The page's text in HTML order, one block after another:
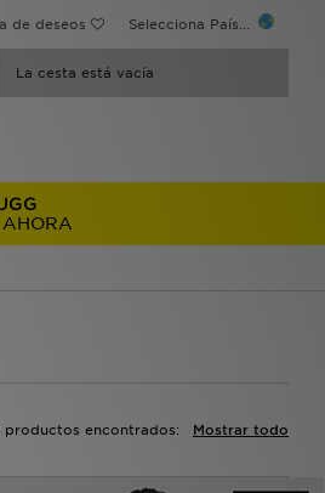
de deseos Selecciona País...
La cesta está vacía
Mostrar todo
productos encontrados: